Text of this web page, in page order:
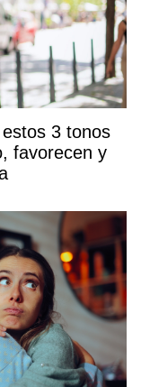
3 tonos
favorecen y